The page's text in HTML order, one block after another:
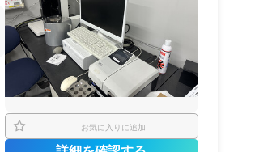
お気に入りに追加